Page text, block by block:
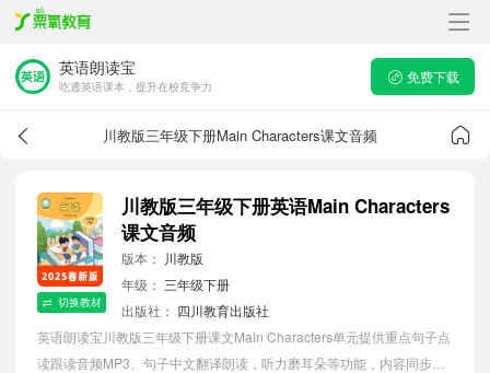
英语朗读宝
吃透英语课本，提升在校竞争力
免费下载
川教版三年级下册Main Characters课文音频
切换教材
川教版三年级下册英语Main Characters
课文音频
版本： 川教版
年级： 三年级下册
出版社： 四川教育出版社
英语朗读宝川教版三年级下册课文Main Characters单元提供重点句子点
读跟读音频MP3、句子中文翻译朗读，听力磨耳朵等功能，内容同步